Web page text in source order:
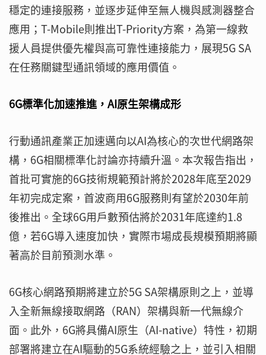
穩定的連接服務，並逐步延伸至無人機與感測器整合
應用；T-Mobile則推出T-Priority方案，為第一線救
援人員提供優先權與高可靠性連接能力，展現5G SA
在任務關鍵型通訊領域的應用價值。
6G標準化加速推進，AI原生架構成形
行動通訊產業正加速邁向以AI為核心的次世代網路架
構，6G相關標準化討論亦持續升溫。本次報告指出，
首批可實施的6G技術規範預計將於2028年底至2029
年初完成定案，首波商用6G服務則有望於2030年前
後推出。全球6G用戶數預估將於2031年底達約1.8
億，若6G導入速度加快，實際市場成長規模預期將顯
著高於目前預測水準。
6G核心網路預期將建立於5G SA架構原則之上，並導
入全新無線接取網路（RAN）架構與新一代無線介
面。此外，6G將具備AI原生（AI-native）特性，初期
部署將建立在AI驅動的5G系統經驗之上，並引入相關